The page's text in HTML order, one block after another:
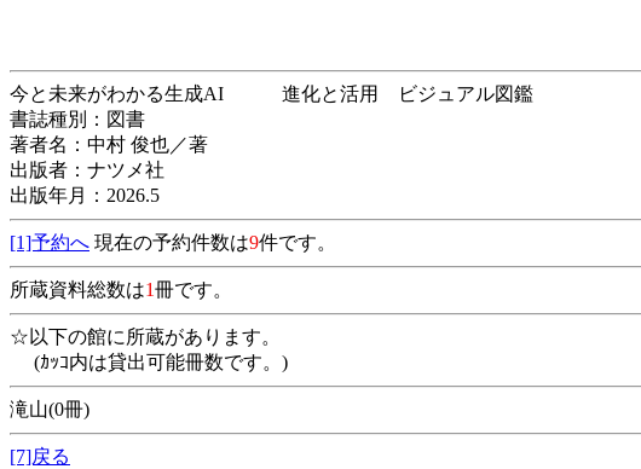
今と未来がわかる生成AI 進化と活用 ビジュアル図鑑
書誌種別：図書
著者名：中村 俊也／著
出版者：ナツメ社
出版年月：2026.5
[1]予約へ 現在の予約件数は9件です。
所蔵資料総数は1冊です。
☆以下の館に所蔵があります。
(ｶｯｺ内は貸出可能冊数です。)
滝山(0冊)
[7]戻る